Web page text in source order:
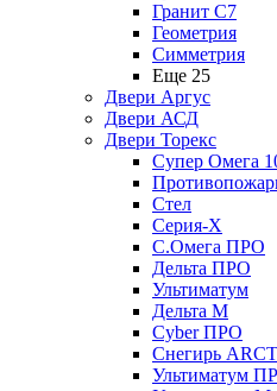
Гранит С7
Геометрия
Симметрия
Еще 25
Двери Аргус
Двери АСД
Двери Торекс
Супер Омега
Стел
Серия-X
С.Омега ПРО
Дельта ПРО
Ультиматум
Дельта M
Cyber ПРО
Снегирь
Ультиматум